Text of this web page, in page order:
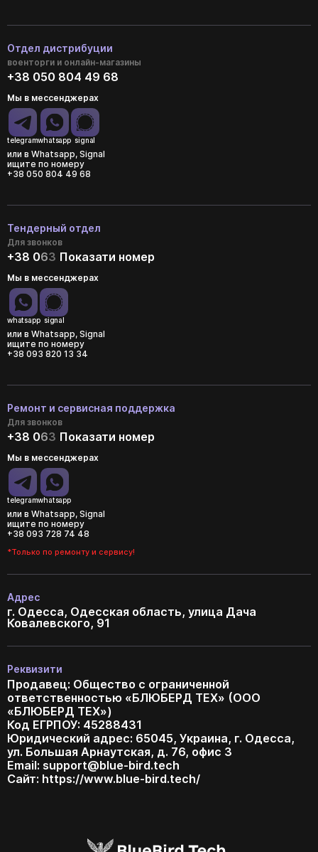
Отдел дистрибуции
военторги и онлайн-магазины
+38 050 804 49 68
Мы в мессенджерах
telegramwhatsapp signal
или в Whatsapp, Signal
ищите по номеру
+38 050 804 49 68
Тендерный отдел
Для звонков
+38 063 Показати номер
Мы в мессенджерах
whatsapp signal
или в Whatsapp, Signal
ищите по номеру
+38 093 820 13 34
Ремонт и сервисная поддержка
Для звонков
+38 063 Показати номер
Мы в мессенджерах
telegramwhatsapp
или в Whatsapp, Signal
ищите по номеру
+38 093 728 74 48
*Только по ремонту и сервису!
Адрес
г. Одесса, Одесская область, улица Дача
Ковалевского, 91
Реквизити
Продавец: Общество с ограниченной
ответственностью «БЛЮБЕРД ТЕХ» (ООО
«БЛЮБЕРД ТЕХ»)
Код ЕГРПОУ: 45288431
Юридический адрес: 65045, Украина, г. Одесса,
ул. Большая Арнаутская, д. 76, офис 3
Email: support@blue-bird.tech
Сайт: https://www.blue-bird.tech/